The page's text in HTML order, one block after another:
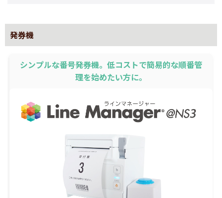
発券機
シンプルな番号発券機。低コストで簡易的な順番管
理を始めたい方に。